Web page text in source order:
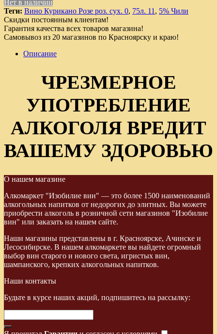
Нет в наличии
Теги: Вино Курикано Розе роз. сух. 0, 75л. 11 , 5% Чили
Скидки постоянным клиентам!
Гарантия качества всех товаров магазина!
Самовывоз из 20 магазинов по Красноярску и краю!
Описание
ЧРЕЗМЕРНОЕ
УПОТРЕБЛЕНИЕ
АЛКОГОЛЯ ВРЕДИТ
ВАШЕМУ ЗДОРОВЬЮ
О нашем магазине
Алкомаркет "Изобилие вин" — это более 1500 наименований
алкогольных напитков от недорогих до элитных. Вы можете
приобрести алкоголь в розничной сети магазинов "Изобилие
вин" или заказать на нашем сайте.
Наши магазины представлены в г. Красноярске, Ачинске и
Лесосибирске. В нашем алкомаркете вы найдете огромный
выбор вин старого и нового света, игристых вин,
шампанского, крепких алкогольных напитков.
Наши контакты
Будьте в курсе наших акций, подпишитесь на рассылку: